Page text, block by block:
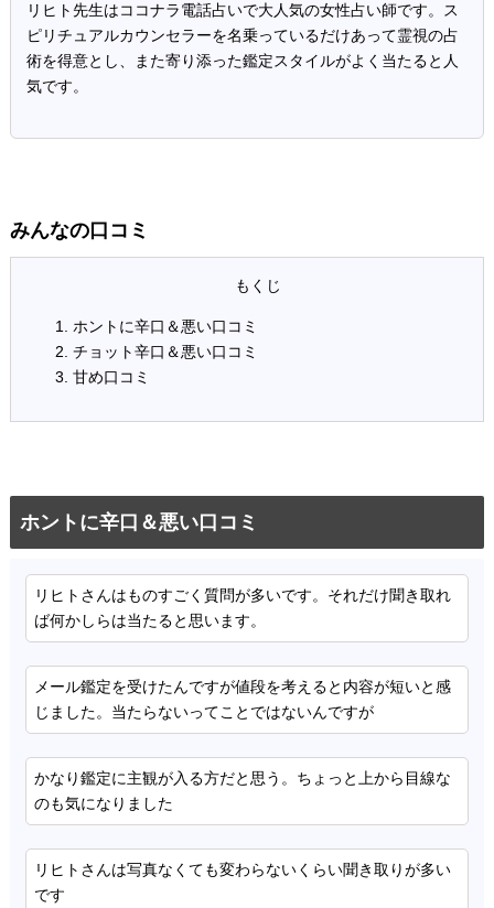
リヒト先生はココナラ電話占いで大人気の女性占い師です。ス
ピリチュアルカウンセラーを名乗っているだけあって霊視の占
術を得意とし、また寄り添った鑑定スタイルがよく当たると人
気です。
みんなの口コミ
ホントに辛口＆悪い口コミ
チョット辛口＆悪い口コミ
甘め口コミ
ホントに辛口＆悪い口コミ
リヒトさんはものすごく質問が多いです。それだけ聞き取れ
ば何かしらは当たると思います。
メール鑑定を受けたんですが値段を考えると内容が短いと感
じました。当たらないってことではないんですが
かなり鑑定に主観が入る方だと思う。ちょっと上から目線な
のも気になりました
リヒトさんは写真なくても変わらないくらい聞き取りが多い
です